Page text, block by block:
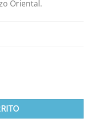
Oriental.